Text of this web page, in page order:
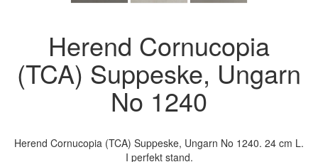
Herend Cornucopia
(TCA) Suppeske, Ungarn
No 1240
Herend Cornucopia (TCA) Suppeske, Ungarn No 1240. 24 cm L.
I perfekt stand.